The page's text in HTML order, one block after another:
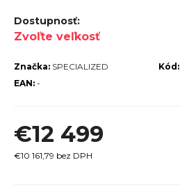
Zvoľte veľkosť
Kód:
Značka: SPECIALIZED
EAN: -
€12 499
€10 161,79 bez DPH
m
e
TREK
MARLIN
6 GEN 3